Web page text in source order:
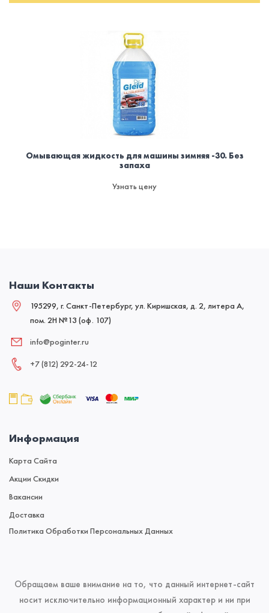
Омывающая жидкость для машины зимняя -30. Без
запаха
Узнать цену
Наши Контакты
195299, г. Санкт-Петербург, ул. Киришская, д. 2, литера А,
пом. 2Н №13 (оф. 107)
info@poginter.ru
+7 (812) 292‑24‑12
Информация
Карта Сайта
Акции Скидки
Вакансии
Доставка
Политика Обработки Персональных Данных
Обращаем ваше внимание на то, что данный интернет-сайт
носит исключительно информационный характер и ни при